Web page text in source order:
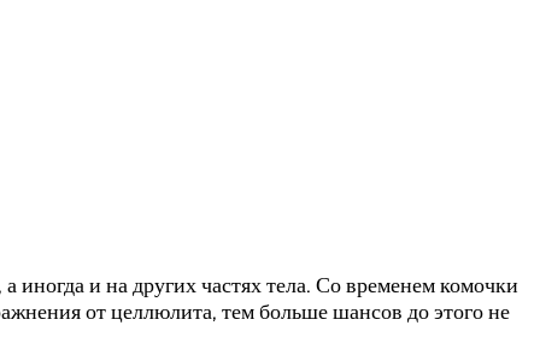
иногда и на других частях тела. Со временем комочки
от целлюлита, тем больше шансов до этого не